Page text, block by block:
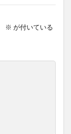
※ が付いている